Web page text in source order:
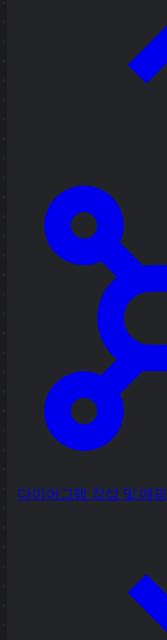
다이어그램 작성 및 매핑